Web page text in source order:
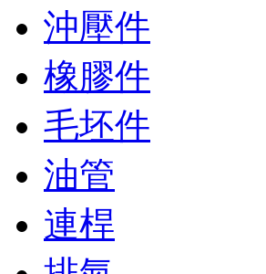
沖壓件
橡膠件
毛坯件
油管
連桿